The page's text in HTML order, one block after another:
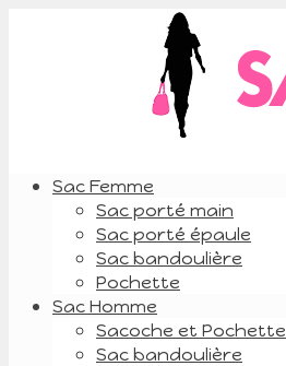
Sac Femme
Sac porté main
Sac porté épaule
Sac bandoulière
Pochette
Sac Homme
Sacoche et Pochette
Sac bandoulière